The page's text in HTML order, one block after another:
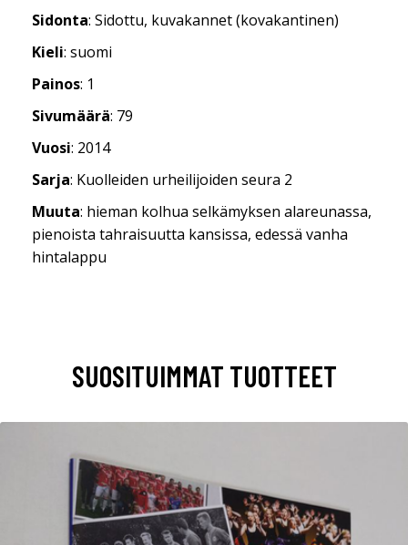
Sidonta: Sidottu, kuvakannet (kovakantinen)
Kieli: suomi
Painos: 1
Sivumäärä: 79
Vuosi: 2014
Sarja: Kuolleiden urheilijoiden seura 2
Muuta: hieman kolhua selkämyksen alareunassa,
pienoista tahraisuutta kansissa, edessä vanha
hintalappu
SUOSITUIMMAT TUOTTEET